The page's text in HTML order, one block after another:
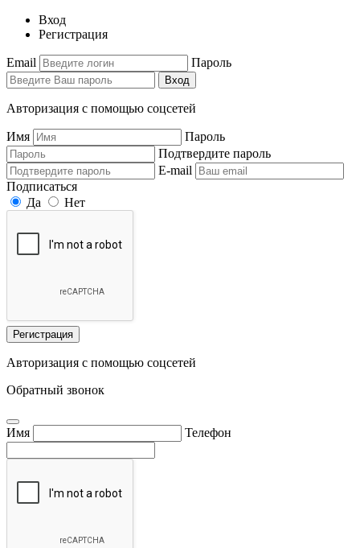
Вход
Регистрация
Email Пароль
Вход
Авторизация с помощью соцсетей
Имя
Пароль
Подтвердите пароль
E-mail
Подписаться
Да
Нет
Регистрация
Авторизация с помощью соцсетей
Обратный звонок
Имя Телефон